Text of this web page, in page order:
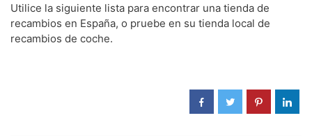
Utilice la siguiente lista para encontrar una tienda de
recambios en España, o pruebe en su tienda local de
recambios de coche.